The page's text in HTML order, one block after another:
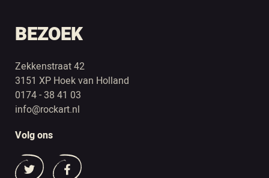
BEZOEK
Zekkenstraat 42
3151 XP Hoek van Holland
0174 - 38 41 03
info@rockart.nl
Volg ons